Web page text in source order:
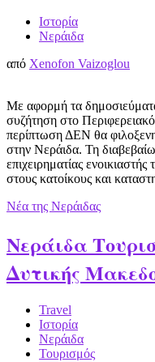
Ιστορία
Νεράιδα
από Xenofon Vaizoglou
Με αφορμή τα
συζήτηση στο
περίπτωση ΔΕΝ θα
στην Νεράιδα. Τη
επιχειρηματίας
στους κατοίκους και
Νέα της Νεράιδας
Νεράιδα
Δυτικής
Travel
Ιστορία
Νεράιδα
Τουρισμός